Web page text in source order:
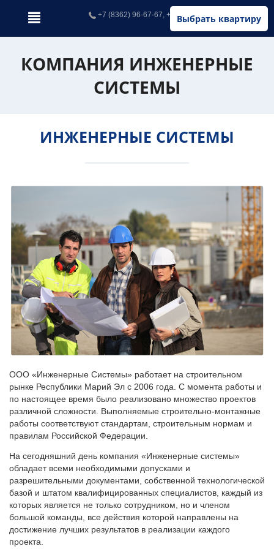
Выбрать квартиру
+7 (8362) 96-67-67, +7 (902) 326-67-67
КОМПАНИЯ ИНЖЕНЕРНЫЕ
СИСТЕМЫ
ИНЖЕНЕРНЫЕ СИСТЕМЫ
ООО «Инженерные Системы» работает на строительном
рынке Республики Марий Эл с 2006 года. С момента работы и
по настоящее время было реализовано множество проектов
различной сложности. Выполняемые строительно-монтажные
работы соответствуют стандартам, строительным нормам и
правилам Российской Федерации.
На сегодняшний день компания «Инженерные системы»
обладает всеми необходимыми допусками и
разрешительными документами, собственной технологической
базой и штатом квалифицированных специалистов, каждый из
которых является не только сотрудником, но и членом
большой команды, все действия которой направлены на
достижение лучших результатов в реализации каждого
проекта.